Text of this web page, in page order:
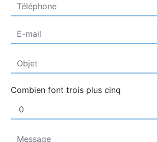
Combien font trois plus cinq